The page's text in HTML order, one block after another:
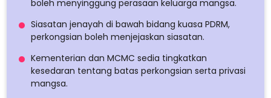
boleh menyinggung perasaan keluarga mangsa.
Siasatan jenayah di bawah bidang kuasa PDRM,
perkongsian boleh menjejaskan siasatan.
Kementerian dan MCMC sedia tingkatkan
kesedaran tentang batas perkongsian serta privasi
mangsa.